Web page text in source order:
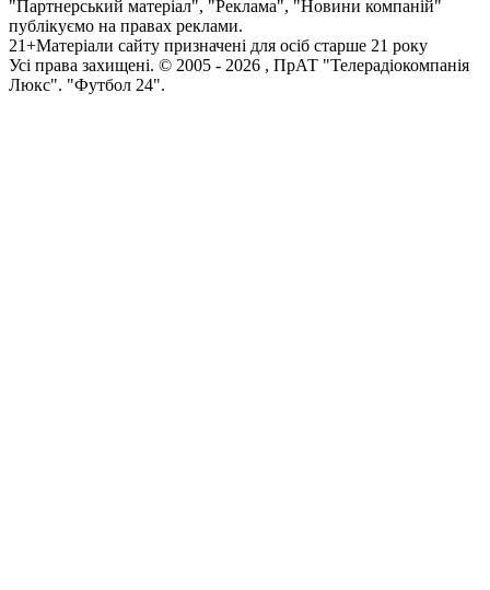
"Партнерський матеріал", "Реклама", "Новини компаній"
публікуємо на правах реклами.
21+Матеріали сайту призначені для осіб старше 21 року
Усi права захищенi. © 2005 - 2026 , ПрАТ "Телерадіокомпанія
Люкс". "Футбол 24".